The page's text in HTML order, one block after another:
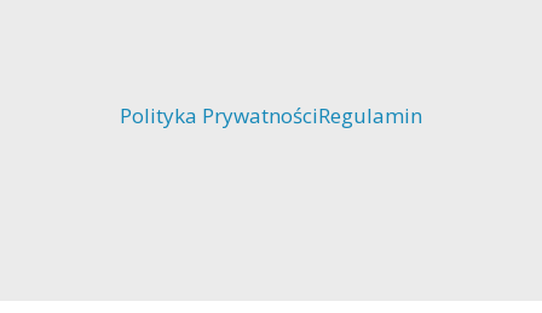
Polityka PrywatnościRegulamin